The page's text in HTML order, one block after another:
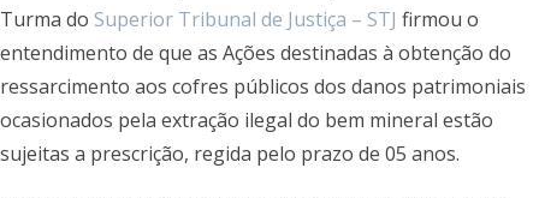
Turma do Superior Tribunal de Justiça – STJ firmou o
entendimento de que as Ações destinadas à obtenção do
ressarcimento aos cofres públicos dos danos patrimoniais
ocasionados pela extração ilegal do bem mineral estão
sujeitas a prescrição, regida pelo prazo de 05 anos.